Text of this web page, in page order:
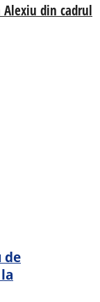
Alexiu din cadrul
de